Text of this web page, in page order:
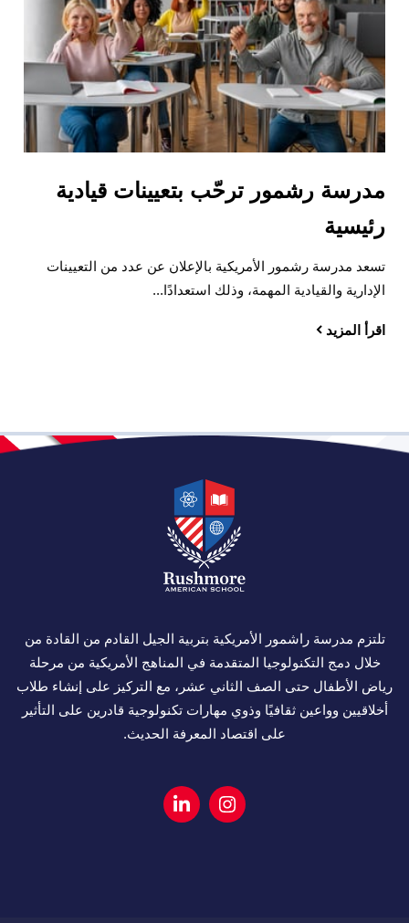
مدرسة رشمور ترحّب بتعيينات قيادية
رئيسية
تسعد مدرسة رشمور الأمريكية بالإعلان عن عدد من التعيينات
الإدارية والقيادية المهمة، وذلك استعدادًا...
اقرأ المزيد
تلتزم مدرسة راشمور الأمريكية بتربية الجيل القادم من القادة من
خلال دمج التكنولوجيا المتقدمة في المناهج الأمريكية من مرحلة
رياض الأطفال حتى الصف الثاني عشر، مع التركيز على إنشاء طلاب
أخلاقيين وواعين ثقافيًا وذوي مهارات تكنولوجية قادرين على التأثير
على اقتصاد المعرفة الحديث.